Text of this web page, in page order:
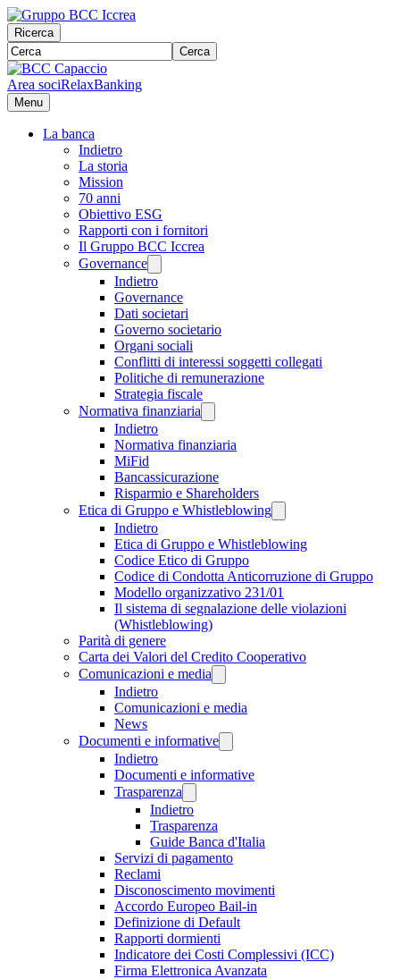
Ricerca
Cerca
Area sociRelaxBanking
Menu
La banca
Indietro
La storia
Mission
70 anni
Obiettivo ESG
Rapporti con i fornitori
Il Gruppo BCC Iccrea
Governance
Indietro
Governance
Dati societari
Governo societario
Organi sociali
Conflitti di interessi soggetti collegati
Politiche di remunerazione
Strategia fiscale
Normativa finanziaria
Indietro
Normativa finanziaria
MiFid
Bancassicurazione
Risparmio e Shareholders
Etica di Gruppo e Whistleblowing
Indietro
Etica di Gruppo e Whistleblowing
Codice Etico di Gruppo
Codice di Condotta Anticorruzione di Gruppo
Modello organizzativo 231/01
Il sistema di segnalazione delle violazioni
(Whistleblowing)
Parità di genere
Carta dei Valori del Credito Cooperativo
Comunicazioni e media
Indietro
Comunicazioni e media
News
Documenti e informative
Indietro
Documenti e informative
Trasparenza
Indietro
Trasparenza
Guide Banca d'Italia
Servizi di pagamento
Reclami
Disconoscimento movimenti
Accordo Europeo Bail-in
Definizione di Default
Rapporti dormienti
Indicatore dei Costi Complessivi (ICC)
Firma Elettronica Avanzata